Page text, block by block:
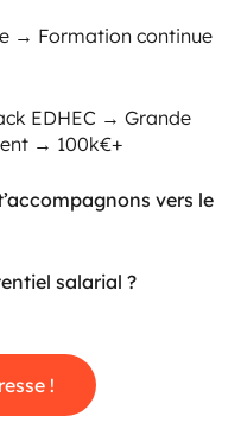
→ Formation continue
EDHEC → Grande
→ 100k€+
vers le
salarial ?
!